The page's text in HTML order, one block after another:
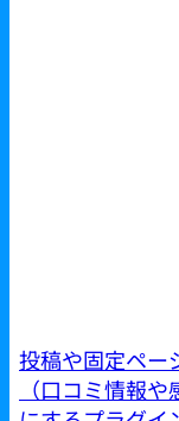
投稿や固定ペー
（口コミ情報